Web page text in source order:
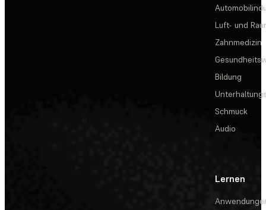
Luft- und
Zahnmedizin
Bildung
Schmuck
Audio
Lernen